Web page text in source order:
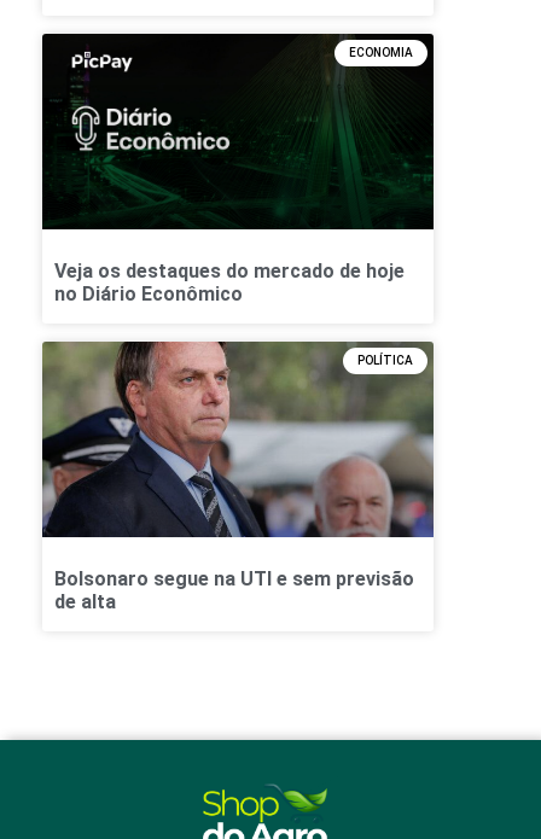
ECONOMIA
Veja os destaques do mercado de hoje
no Diário Econômico
POLÍTICA
Bolsonaro segue na UTI e sem previsão
de alta